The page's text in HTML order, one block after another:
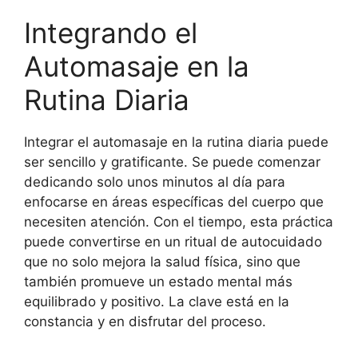
Integrando el
Automasaje en la
Rutina Diaria
Integrar el automasaje en la rutina diaria puede
ser sencillo y gratificante. Se puede comenzar
dedicando solo unos minutos al día para
enfocarse en áreas específicas del cuerpo que
necesiten atención. Con el tiempo, esta práctica
puede convertirse en un ritual de autocuidado
que no solo mejora la salud física, sino que
también promueve un estado mental más
equilibrado y positivo. La clave está en la
constancia y en disfrutar del proceso.